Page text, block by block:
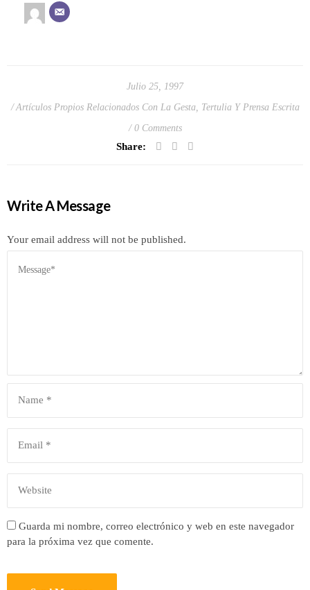
Julio 25, 1997
Artículos Propios Relacionados Con La Gesta, Tertulia Y Prensa Escrita
0 Comments
Share:
Write A Message
Your email address will not be published.
Guarda mi nombre, correo electrónico y web en este navegador
para la próxima vez que comente.